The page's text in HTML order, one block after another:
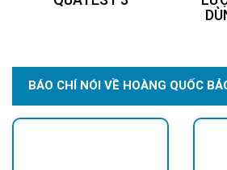
BÁO CHÍ NÓI VỀ HOÀNG QUỐC